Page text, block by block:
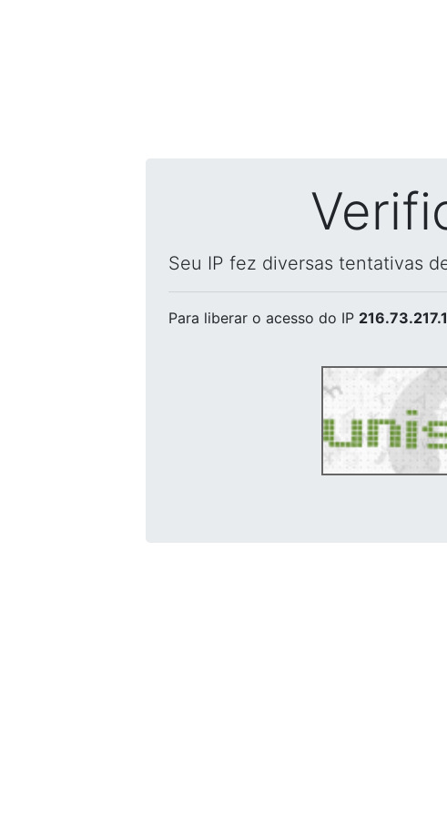
Seu IP fez diversas tentativas
Para liberar o acesso do IP